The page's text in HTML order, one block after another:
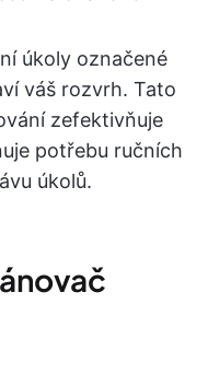
úkoly označené
váš rozvrh. Tato
zefektivňuje
potřebu ručních
úkolů.